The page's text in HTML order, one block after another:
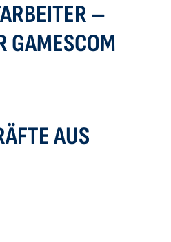
–
GAMESCOM
AUS